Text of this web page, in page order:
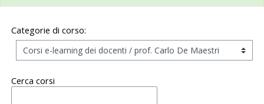
Categorie di corso:
Cerca corsi